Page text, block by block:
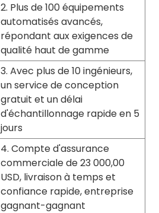
2. Plus de 100 équipements
automatisés avancés,
répondant aux exigences de
qualité haut de gamme
3. Avec plus de 10 ingénieurs,
un service de conception
gratuit et un délai
d'échantillonnage rapide en 5
jours
4. Compte d'assurance
commerciale de 23 000,00
USD, livraison à temps et
confiance rapide, entreprise
gagnant-gagnant